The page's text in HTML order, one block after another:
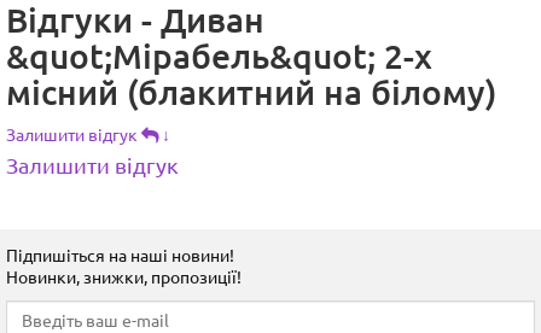
Відгуки - Диван
&quot;Мірабель&quot; 2-х
місний (блакитний на білому)
Залишити відгук ↓
Залишити відгук
Підпишіться на наші новини!
Новинки, знижки, пропозиції!